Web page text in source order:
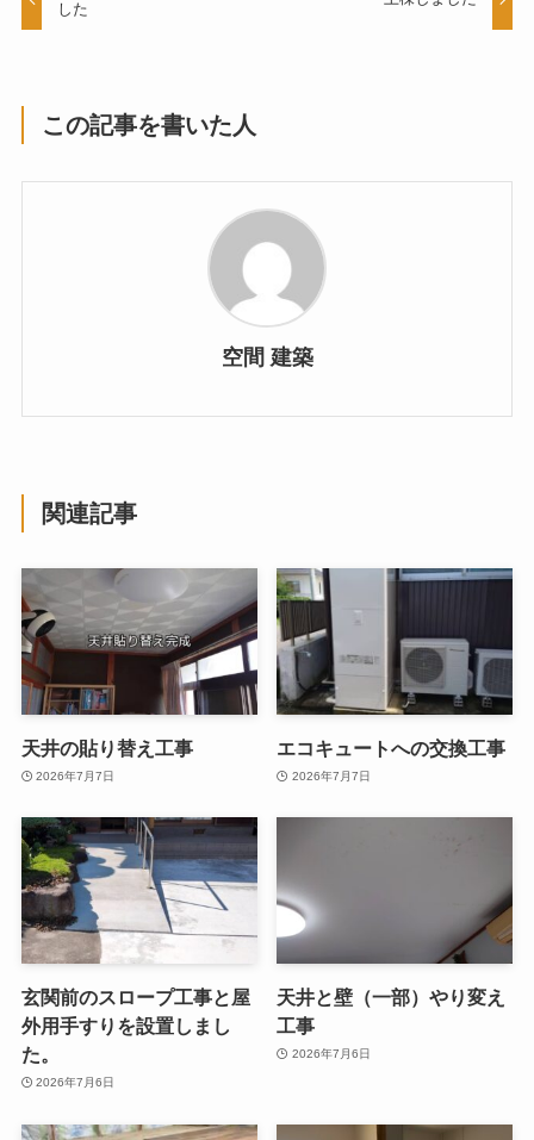
した
この記事を書いた人
空間 建築
関連記事
天井の貼り替え工事
2026年7月7日
エコキュートへの交換工事
2026年7月7日
玄関前のスロープ工事と屋
外用手すりを設置しまし
た。
2026年7月6日
天井と壁（一部）やり変え
工事
2026年7月6日